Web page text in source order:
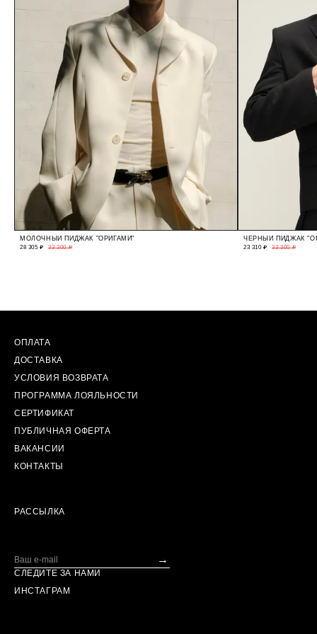
МОЛОЧНЫЙ ПИДЖАК "ОРИГАМИ"
28 305 ₽ 33 300 ₽
ЧЕРНЫЙ ПИДЖАК
23 310 ₽ 33 300 ₽
ОПЛАТА
ДОСТАВКА
УСЛОВИЯ ВОЗВРАТА
ПРОГРАММА ЛОЯЛЬНОСТИ
СЕРТИФИКАТ
ПУБЛИЧНАЯ ОФЕРТА
ВАКАНСИИ
КОНТАКТЫ
РАССЫЛКА
→
СЛЕДИТЕ ЗА НАМИ
ИНСТАГРАМ